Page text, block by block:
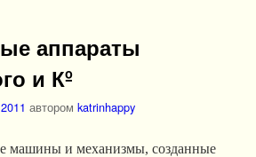
аппараты
и Кº
автором katrinhappy
машины и механизмы, созданные